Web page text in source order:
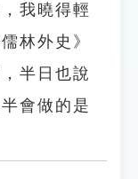
我曉得輕
林外史》
半日也說
會做的是